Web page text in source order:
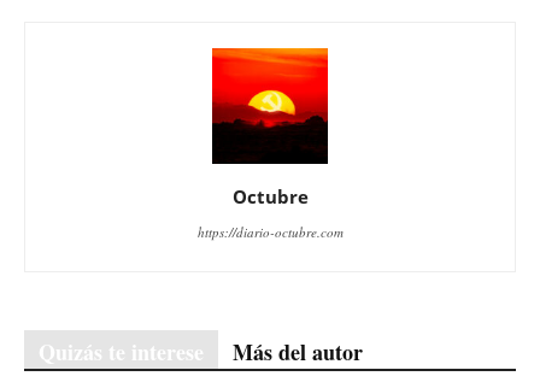
Octubre
https://diario-octubre.com
Quizás te interese Más del autor